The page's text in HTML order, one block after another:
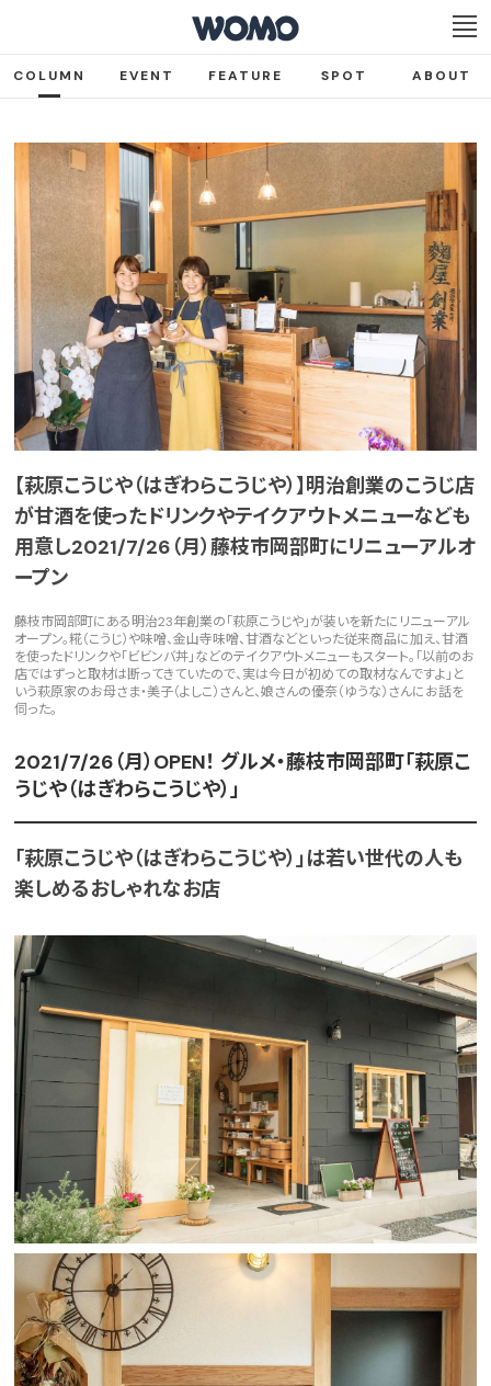
COLUMN EVENT FEATURE SPOT ABOUT
【萩原こうじや（はぎわらこうじや）】明治創業のこうじ店
が甘酒を使ったドリンクやテイクアウトメニューなども
用意し2021/7/26（月）藤枝市岡部町にリニューアルオ
ープン
藤枝市岡部町にある明治23年創業の「萩原こうじや」が装いを新たにリニューアル
オープン。糀（こうじ）や味噌、金山寺味噌、甘酒などといった従来商品に加え、甘酒
を使ったドリンクや「ビビンバ丼」などのテイクアウトメニューもスタート。「以前のお
店ではずっと取材は断ってきていたので、実は今日が初めての取材なんですよ」と
いう萩原家のお母さま・美子（よしこ）さんと、娘さんの優奈（ゆうな）さんにお話を
伺った。
2021/7/26（月）OPEN！ グルメ・藤枝市岡部町「萩原こ
うじや（はぎわらこうじや）」
「萩原こうじや（はぎわらこうじや）」は若い世代の人も
楽しめるおしゃれなお店